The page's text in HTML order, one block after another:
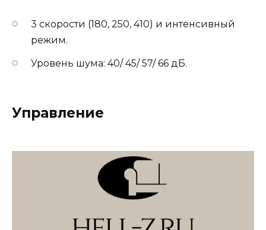
3 скорости (180, 250, 410) и интенсивный
режим.
Уровень шума: 40/ 45/ 57/ 66 дБ.
Управление